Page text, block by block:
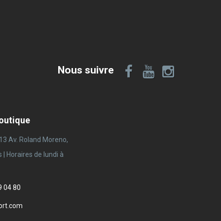
Nous suivre
Av. Roland Moreno,
Horaires de lundi à
04 80